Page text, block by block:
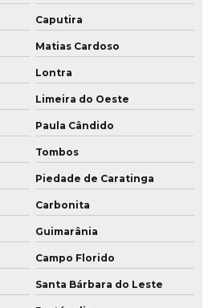
Caputira
Matias Cardoso
Lontra
Limeira do Oeste
Paula Cândido
Tombos
Piedade de Caratinga
Carbonita
Guimarânia
Campo Florido
Santa Bárbara do Leste